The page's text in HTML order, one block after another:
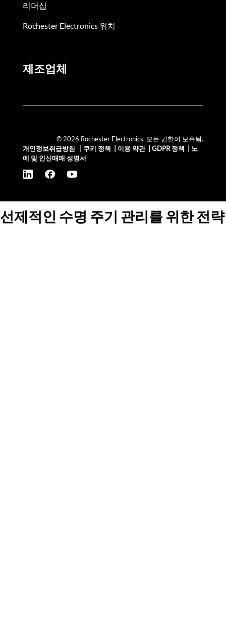
리더십
Rochester Electronics 위치
제조업체
© 2026 Rochester Electronics. 모든 권한이 보유됨.
개인정보취급방침
쿠키 정책 이용 약관| GDPR 정책
노
예 및 인신매매 성명서
선제적인 수명 주기 관리를 위한 전략